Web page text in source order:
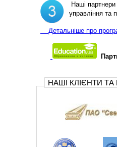
Наші партнери
управління та
Детальніше про
НАШІ КЛІЄНТИ